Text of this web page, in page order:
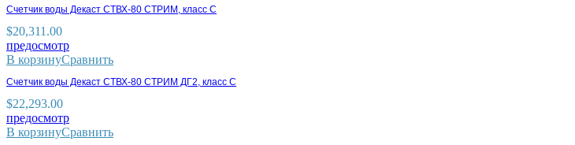
Счетчик воды Декаст СТВХ-80 СТРИМ, класс С
$20,311.00
предосмотр
В корзинуСравнить
Счетчик воды Декаст СТВХ-80 СТРИМ ДГ2, класс С
$22,293.00
предосмотр
В корзинуСравнить